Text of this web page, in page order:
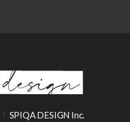
SPIQA DESIGN Inc.